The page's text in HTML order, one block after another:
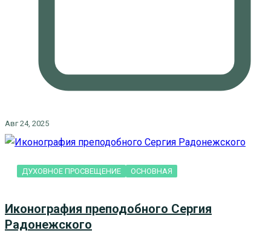
Авг 24, 2025
ДУХОВНОЕ ПРОСВЕЩЕНИЕ ОСНОВНАЯ
Иконография преподобного Сергия
Радонежского